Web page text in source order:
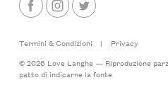
Termini & Condizioni |
Privacy
© 2026 Love Langhe — Riproduzione
patto di indicarne la fonte